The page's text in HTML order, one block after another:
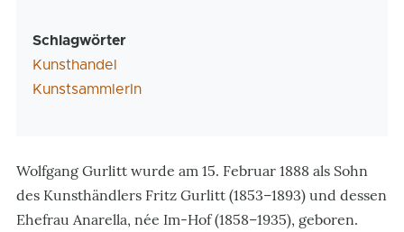
Schlagwörter
Kunsthandel
KunstsammlerIn
Wolfgang Gurlitt wurde am 15. Februar 1888 als Sohn
des Kunsthändlers Fritz Gurlitt (1853–1893) und dessen
Ehefrau Anarella, née Im-Hof (1858–1935), geboren.